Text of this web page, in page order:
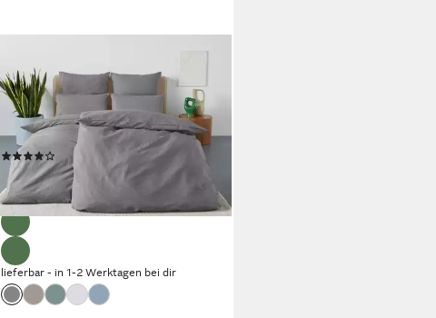
Bettwäsche Sari2 in Gr. 135x200
oder 155x220 cm, Seersucker, 2
teilig, aus Baumwolle, uni Bettwäsche
in Seersucker Qualität ideal für
Sommer
43,99 € UVP 93,99 €
-53%
lieferbar - in 1-2 Werktagen bei dir